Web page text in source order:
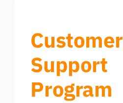
Customer
Support
Program